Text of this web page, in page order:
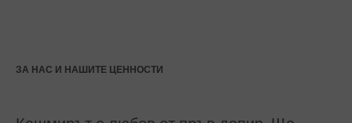
ЗА НАС И НАШИТЕ ЦЕННОСТИ